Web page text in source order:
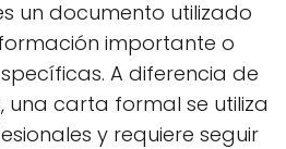
un documento utilizado
importante o
A diferencia de
carta formal se utiliza
y requiere seguir